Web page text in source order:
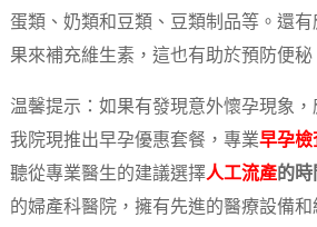
蛋類、奶類和豆類、豆類制品等。還
果來補充維生素，這也有助於預防便秘
温馨提示：如果有發現意外懷孕現象，
我院現推出早孕優惠套餐，專業早孕檢
聽從專業醫生的建議選擇人工流產的時
的婦產科醫院，擁有先進的醫療設備